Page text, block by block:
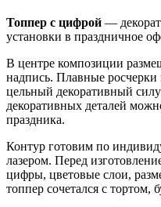
Топпер с цифрой —
установки в праздничное
В центре композиции
надпись. Плавные
цельный декоративный
декоративных деталей
праздника.
Контур готовим по
лазером. Перед
цифры, цветовые слои,
топпер сочетался с тортом,